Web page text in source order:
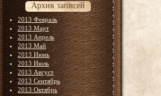
Архив записей
2013 Февраль
2013 Март
2013 Апрель
2013 Май
2013 Июнь
2013 Июль
2013 Август
2013 Сентябрь
2013 Октябрь